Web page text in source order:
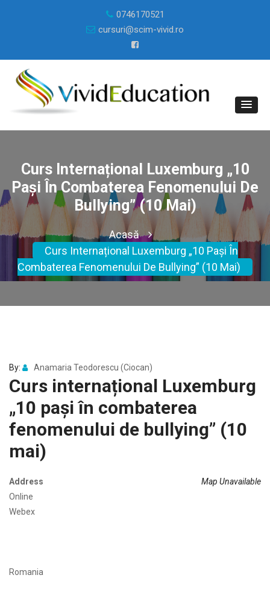
0746170521
cursuri@scim-vivid.ro
Curs Internațional Luxemburg „10
Pași În Combaterea Fenomenului De
Bullying” (10 Mai)
Acasă
Curs Internațional Luxemburg „10 Pași În
Combaterea Fenomenului De Bullying” (10 Mai)
By: Anamaria Teodorescu (Ciocan)
Curs internațional Luxemburg
„10 pași în combaterea
fenomenului de bullying” (10
mai)
Map Unavailable
Address
Online
Webex
Romania